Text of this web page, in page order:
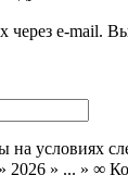
через e-mail.
на условиях
2026 » ... » ∞